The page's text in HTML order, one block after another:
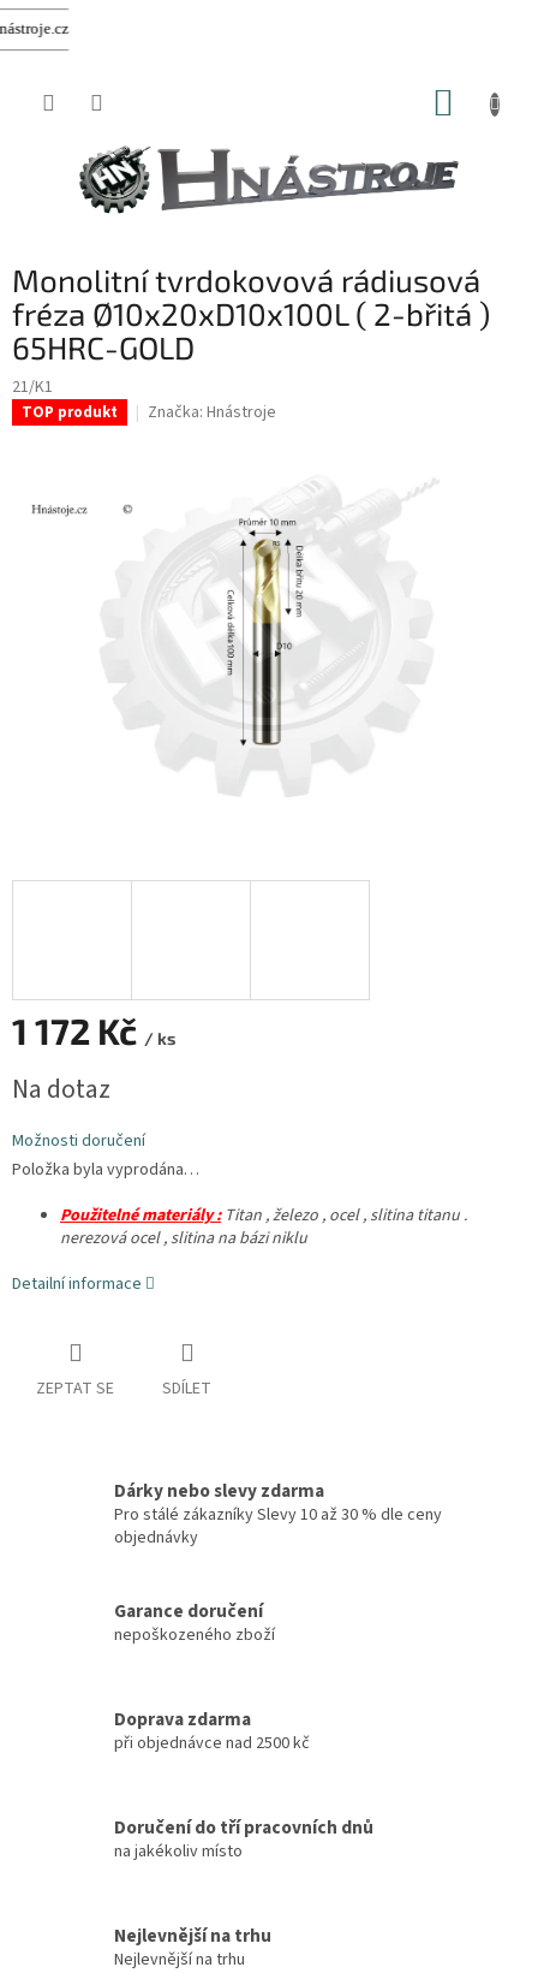
Monolitní tvrdokovová rádiusová
fréza Ø10x20xD10x100L ( 2-břitá )
65HRC-GOLD
21/K1
TOP produkt Značka: Hnástroje
1 172 Kč / ks
cena:
Na dotaz
Možnosti doručení
Položka byla vyprodána…
Použitelné materiály : Titan , železo , ocel , slitina titanu .
nerezová ocel , slitina na bázi niklu
Detailní informace
ZEPTAT SE SDÍLET
Dárky nebo slevy zdarma
Pro stálé zákazníky Slevy 10 až 30 % dle ceny
objednávky
Garance doručení
nepoškozeného zboží
Doprava zdarma
při objednávce nad 2500 kč
Doručení do tří pracovních dnů
na jakékoliv místo
Nejlevnější na trhu
Nejlevnější na trhu